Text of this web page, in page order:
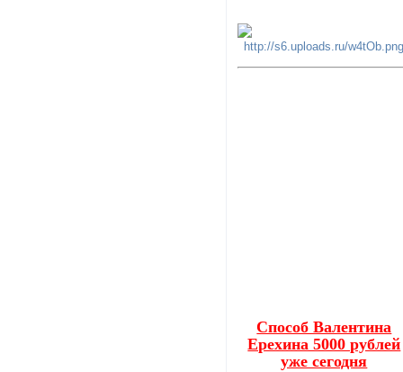
Способ Валентина
Ерехина 5000 рублей
уже сегодня